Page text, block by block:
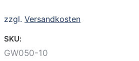
zzgl. Versandkosten
SKU:
GW050-10